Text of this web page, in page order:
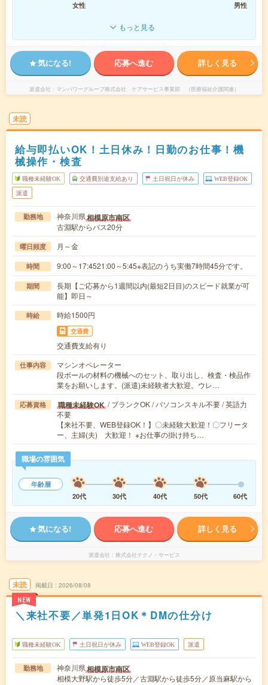
女性
男性
もっと見る
気になる! 応募へ進む 詳しく見る
派遣会社 マンパワーグループ株式会社 ケアサービス事業部 （医療福祉介護関連）
未読
給与即払いOK！土日休み！日勤のお仕事！機
械操作・検査
職種未経験OK 交通費別途支給あり 土日祝日が休み WEB登録OK
派遣
勤務地 神奈川県相模原市南区
古淵駅からバス20分
曜日頻度 月～金
時間 9:00～17:4521:00～5:45※表記のうち実働7時間45分です。
期間
長期【ご応募から1週間以内(最短2日目)のスピード就業が可
能】即日～
時給 時給1500円
交通費
交通費支給有り
仕事内容
マシンオペレーター
段ボールの材料の機械へのセット、取り出し、検査・検品作
業をお願いします。(派遣)未経験者大歓迎。ウレ…
応募資格 職種未経験OK / ブランクOK / パソコンスキル不要 / 英語力
不要
【来社不要、WEB登録OK！】〇未経験大歓迎！〇フリータ
ー、主婦(夫) 大歓迎！ ※お仕事の掛け持ち…
職場の雰囲気
年齢層
20代
30代 40代 50代 60代
気になる! 応募へ進む 詳しく見る
派遣会社 株式会社テクノ・サービス
未読
NEW
掲載日 2026/08/08
＼来社不要／単発1日OK＊DMの仕分け
職種未経験OK 土日祝日が休み WEB登録OK 派遣
勤務地 神奈川県相模原市南区
相模大野駅から徒歩5分／古淵駅から徒歩5分／原当麻駅から